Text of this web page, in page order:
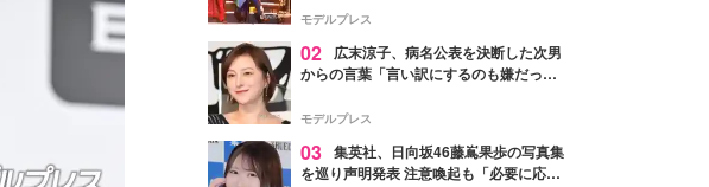
た。
進んで夢を掴みたい」【ゲネプロレポ】
モデルプレス
02
広末涼子、病名公表を決断した次男
からの言葉「言い訳にするのも嫌だっ
モデルプレス
03 集英社、日向坂46藤嶌果歩の写真集
を巡り声明発表 注意喚起も「必要に応じ